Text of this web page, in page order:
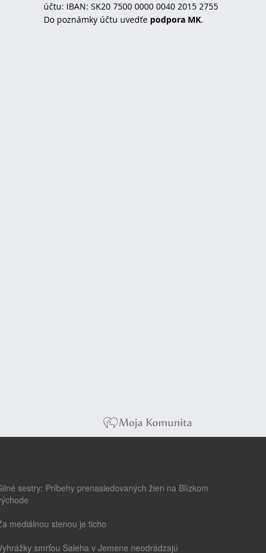
účtu: IBAN: SK20 7500 0000 0040 2015 2755
Do poznámky účtu uvedťe podpora MK.
sestry: Príbehy prenasledovaných žien na Blízkom
mediálnou stenou je ticho
smrťou Saleha v Jemene neodrádzajú